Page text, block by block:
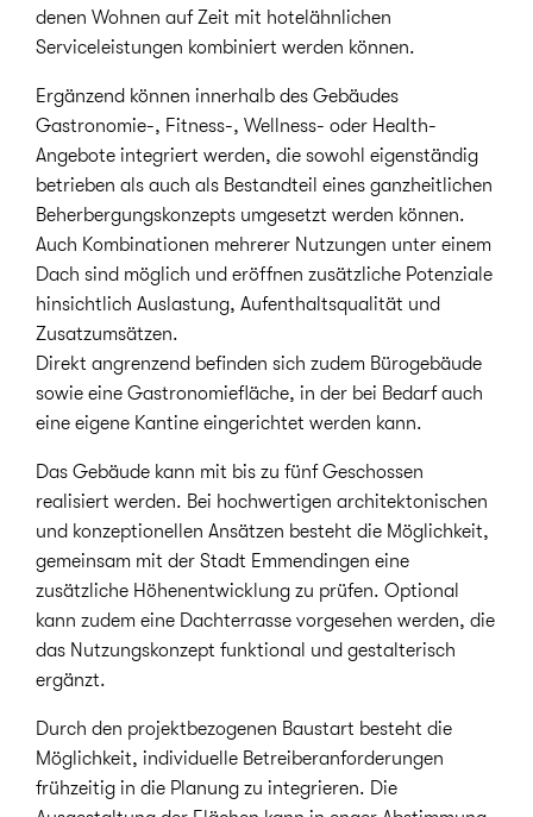
denen Wohnen auf Zeit mit hotelähnlichen
Serviceleistungen kombiniert werden können.
Ergänzend können innerhalb des Gebäudes
Gastronomie-, Fitness-, Wellness- oder Health-
Angebote integriert werden, die sowohl eigenständig
betrieben als auch als Bestandteil eines ganzheitlichen
Beherbergungskonzepts umgesetzt werden können.
Auch Kombinationen mehrerer Nutzungen unter einem
Dach sind möglich und eröffnen zusätzliche Potenziale
hinsichtlich Auslastung, Aufenthaltsqualität und
Zusatzumsätzen.
Direkt angrenzend befinden sich zudem Bürogebäude
sowie eine Gastronomiefläche, in der bei Bedarf auch
eine eigene Kantine eingerichtet werden kann.
Das Gebäude kann mit bis zu fünf Geschossen
realisiert werden. Bei hochwertigen architektonischen
und konzeptionellen Ansätzen besteht die Möglichkeit,
gemeinsam mit der Stadt Emmendingen eine
zusätzliche Höhenentwicklung zu prüfen. Optional
kann zudem eine Dachterrasse vorgesehen werden, die
das Nutzungskonzept funktional und gestalterisch
ergänzt.
Durch den projektbezogenen Baustart besteht die
Möglichkeit, individuelle Betreiberanforderungen
frühzeitig in die Planung zu integrieren. Die